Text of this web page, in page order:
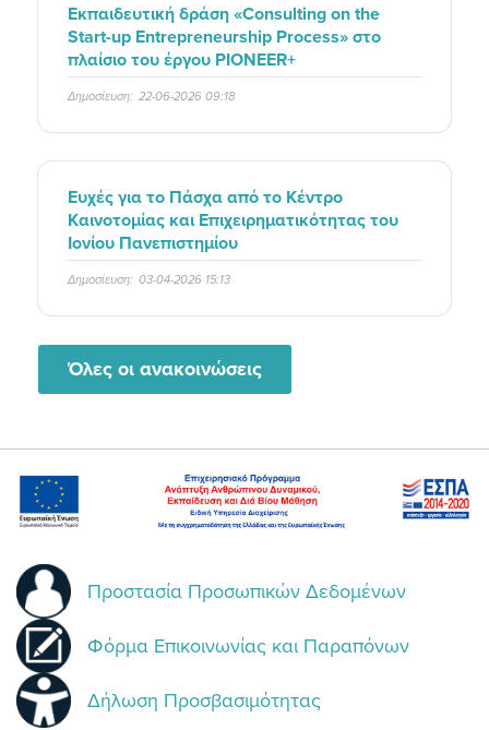
Εκπαιδευτική δράση «Consulting on the
Start-up Entrepreneurship Process» στο
πλαίσιο του έργου PIONEER+
Δημοσίευση: 22-06-2026 09:18
Ευχές για το Πάσχα από το Κέντρο
Καινοτομίας και Επιχειρηματικότητας του
Ιονίου Πανεπιστημίου
Δημοσίευση: 03-04-2026 15:13
Όλες οι ανακοινώσεις
Προστασία Προσωπικών Δεδομένων
Φόρμα Επικοινωνίας και Παραπόνων
Δήλωση Προσβασιμότητας